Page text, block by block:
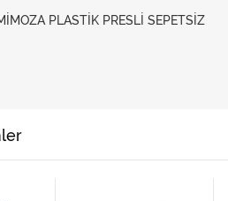
PLASTİK PRESLİ SEPETSİZ